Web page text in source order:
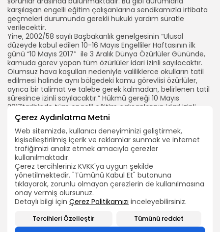
Çerez Aydınlatma Metni
Web sitemizde, kullanıcı deneyiminizi geliştirmek,
kişiselleştirilmiş içerik ve reklamlar sunmak ve internet
trafiğimizi analiz etmek amacıyla çerezler
kullanılmaktadır.
Çerez tercihleriniz KVKK'ya uygun şekilde
yönetilmektedir. "Tümünü Kabul Et" butonuna
tıklayarak, zorunlu olmayan çerezlerin de kullanılmasına
onay vermiş olursunuz.
Detaylı bilgi için Çerez Politikamızı inceleyebilirsiniz.
Tercihleri Özelleştir
Tümünü reddet
2026 Bütün hakları TEÇ-SEN'e aittir.
ARAMA
BIZI TAKIP EDIN
karşılaşan engelli eğitim çalışanlarına sendikamızla irtibata
geçmeleri durumunda gerekli hukuki yardım süratle
verilecektir.
Yine, 2002/58 sayılı Başbakanlık genelgesinin “Ulusal
düzeyde kabul edilen 10-16 Mayıs Engelliler Haftasının ilk
günü “10 Mayıs 2017″ ile 3 Aralık Dünya Özürlüler Gününde,
kamuda görev yapan tüm özürlüler idari izinli sayılacaktır.
Olumsuz hava koşulları nedeniyle valiliklerce okulların tatil
edilmesi halinde aynı bölgedeki kamu görevlisi özürlüler,
ayrıca bir talimat ve talebe gerek kalmadan, belirlenen tatil
süresince izinli sayılacaktır.” Hükmü gereği 10 Mayıs
2017tarihinde tüm engelli eğitim çalışanlarının idari izinli
olduğunu bir kez daha hatırlatmak istiyoruz.